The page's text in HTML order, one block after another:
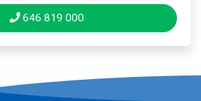
646 819 000